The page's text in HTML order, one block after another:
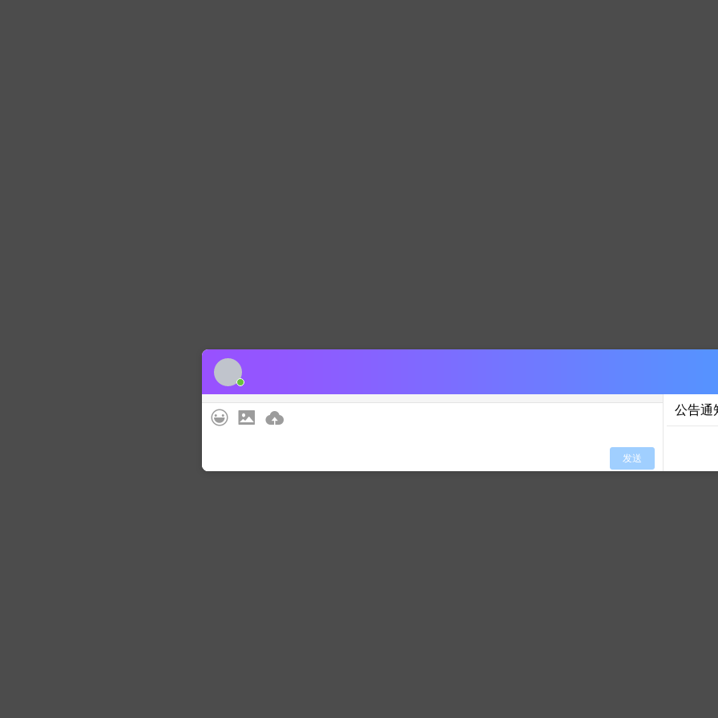
0/100
发送
公告通